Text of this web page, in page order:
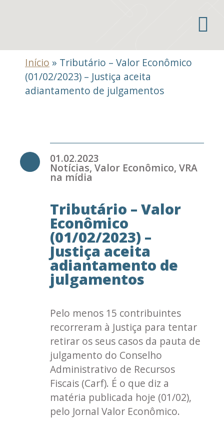
Início » Tributário – Valor Econômico
(01/02/2023) – Justiça aceita
adiantamento de julgamentos
01.02.2023
Notícias, Valor Econômico, VRA
na mídia
Tributário – Valor
Econômico
(01/02/2023) –
Justiça aceita
adiantamento de
julgamentos
Pelo menos 15 contribuintes
recorreram à Justiça para tentar
retirar os seus casos da pauta de
julgamento do Conselho
Administrativo de Recursos
Fiscais (Carf). É o que diz a
matéria publicada hoje (01/02),
pelo Jornal Valor Econômico.